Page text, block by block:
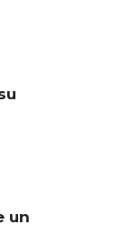
un